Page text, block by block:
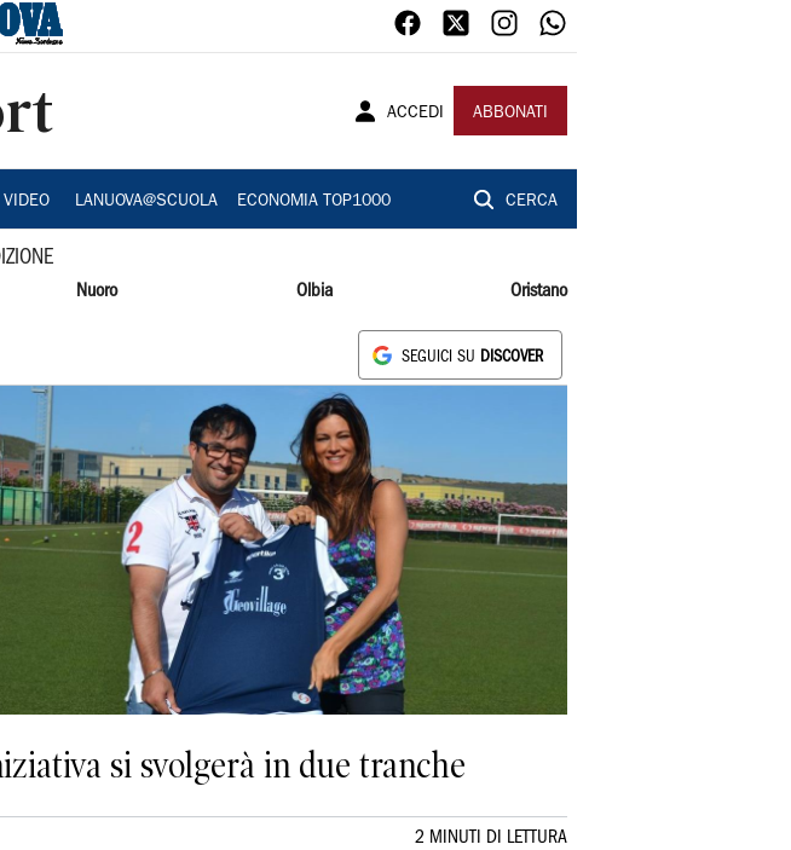
ACCEDI ABBONATI
VIDEO LANUOVA@SCUOLA ECONOMIA TOP1000 CERCA
Nuoro Olbia Oristano
SEGUICI SU DISCOVER
si svolgerà in due tranche
2 MINUTI DI LETTURA